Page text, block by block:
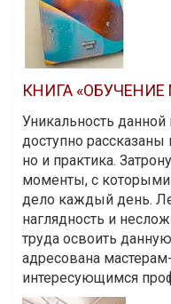
КНИГА
Уникальность данной
доступно рассказаны
но и практика.
моменты, с которыми
дело каждый день.
наглядность и
труда освоить
адресована
интересующимся